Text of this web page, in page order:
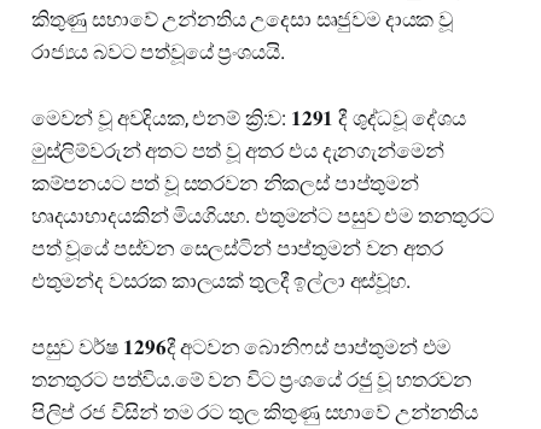
කිතුණු සභාවේ උන්නතිය උදෙසා සෘජුවම දායක වූ
රාජ්‍යය බවට පත්වූයේ ප්‍රංශයයි.
මෙවන් වූ අවදියක, එනම් ක්‍රි:ව: 𝟏𝟐𝟗𝟏 දී ශුද්ධවූ දේශය
මුස්ලිම්වරුන් අතට පත් වූ අතර එය දැනගැන්මෙන්
කම්පනයට පත් වූ සතරවන නිකලස් පාප්තුමන්
හෘදයාභාදයකින් මියගියහ. එතුමන්ට පසුව එම තනතුරට
පත් වූයේ පස්වන ⁣සෙලස්ටින් පාප්තුමන් වන අතර
එතුමන්ද වසරක කාලයක් තුලදී ඉල්ලා අස්වූහ.
පසුව වර්ෂ 𝟏𝟐𝟗𝟔දී අටවන බොනිෆස් පාප්තුමන් එම
තනතුරට පත්විය.මේ වන විට ප්‍රංශයේ රජු වූ හතරවන
පිලිප් රජ විසින් තම රට තුල කිතුණු සහාවේ උන්නතිය